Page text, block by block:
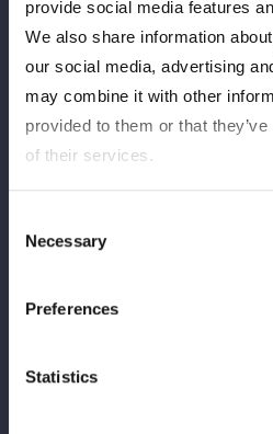
provide social media features
We also share information
our social media, advertising
may combine it with other
provided to them or that
of their services.
Selection
Necessary
Preferences
Statistics
10分
さくらあや：
試合レポー